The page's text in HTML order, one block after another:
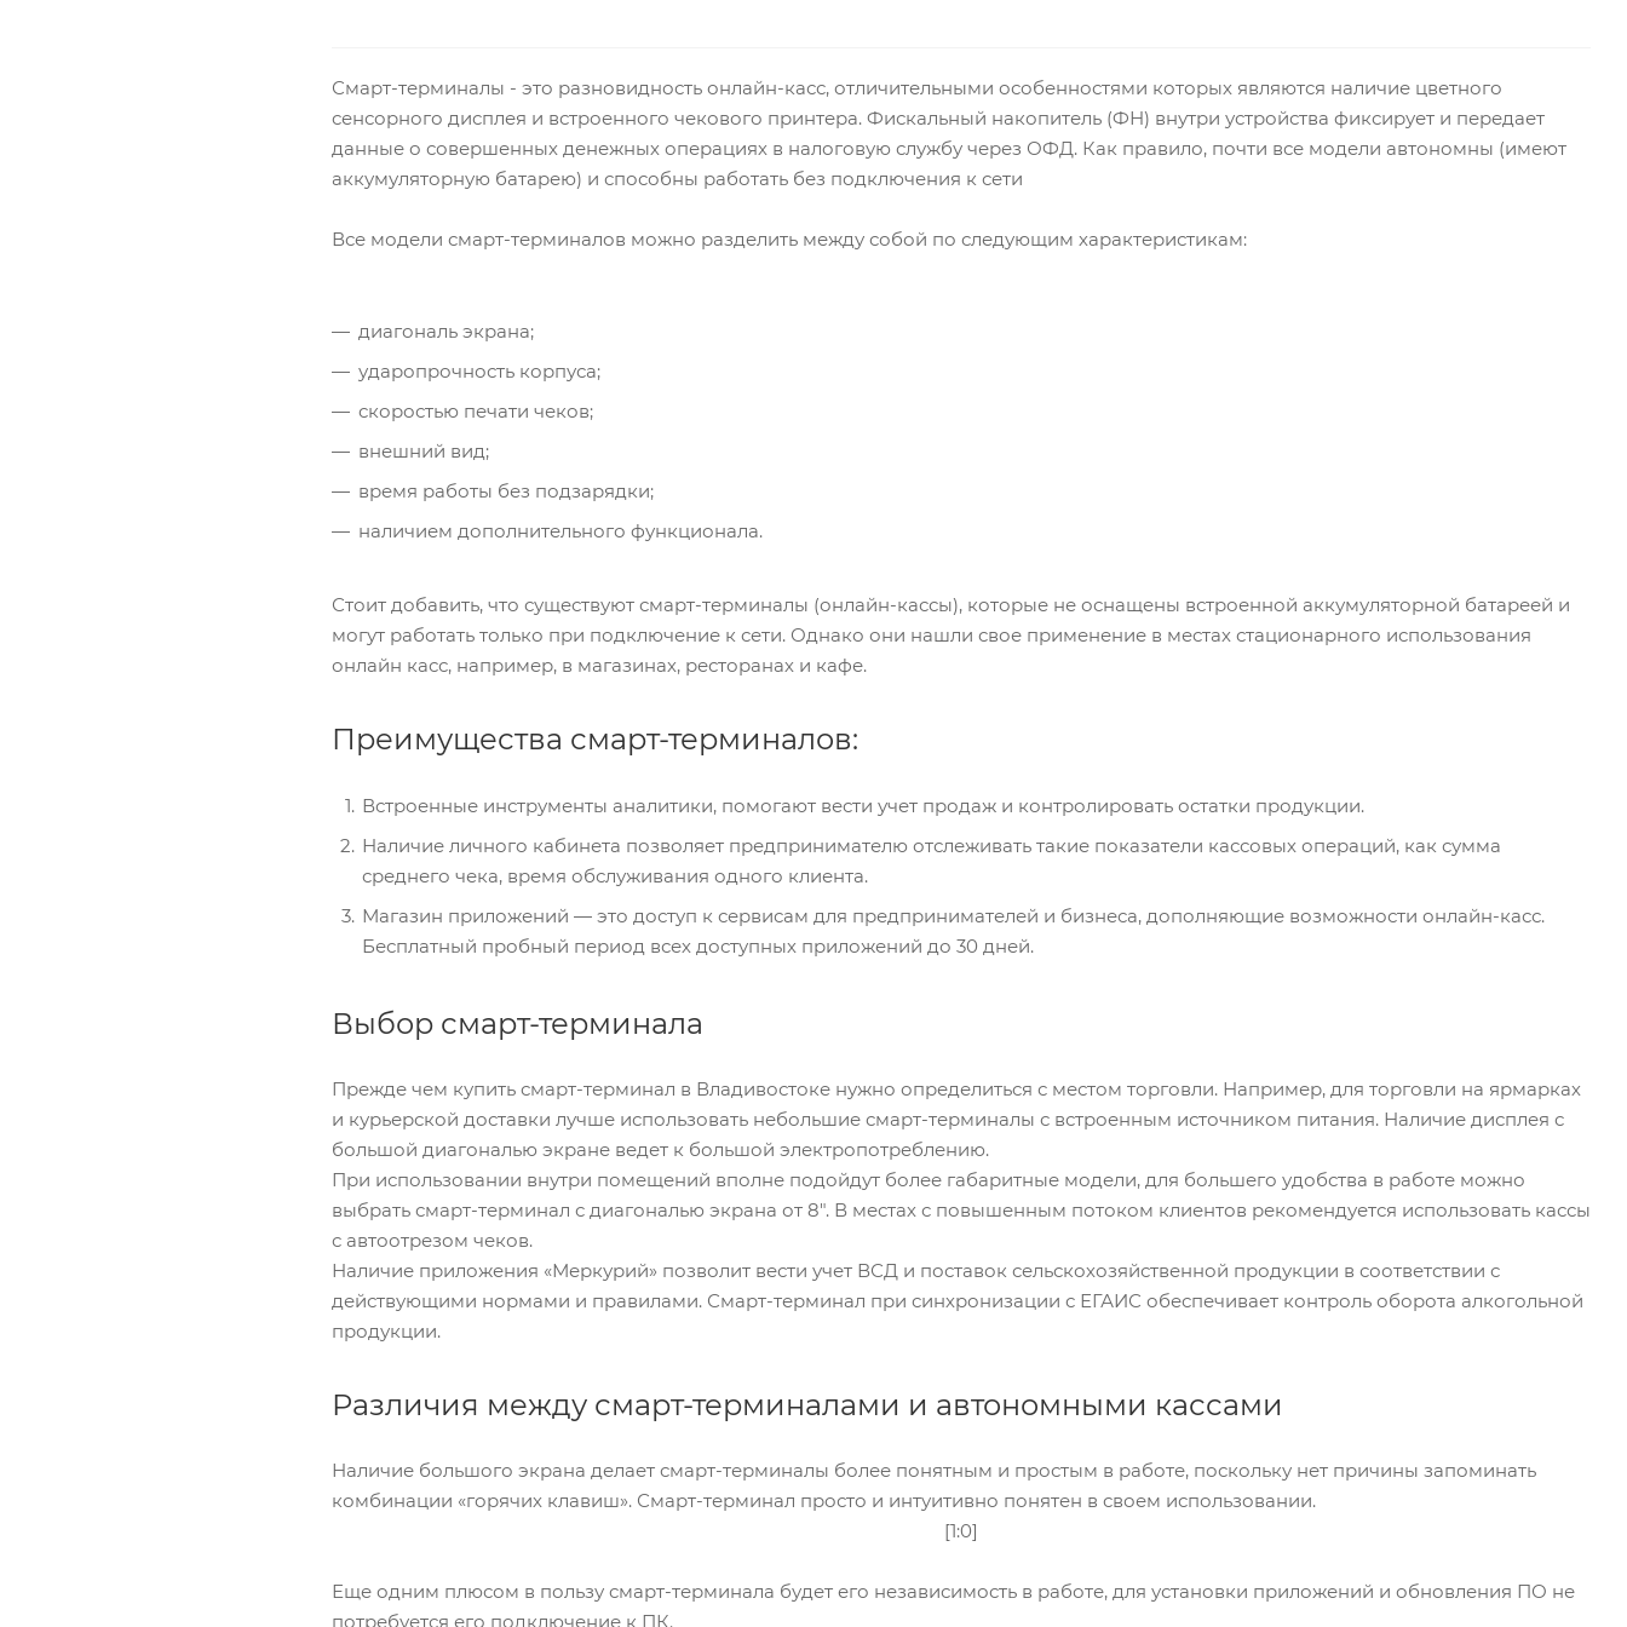
Смарт-терминалы - это разновидность онлайн-касс, отличительными особенностями которых являются наличие цветного
сенсорного дисплея и встроенного чекового принтера. Фискальный накопитель (ФН) внутри устройства фиксирует и передает
данные о совершенных денежных операциях в налоговую службу через ОФД. Как правило, почти все модели автономны (имеют
аккумуляторную батарею) и способны работать без подключения к сети
Все модели смарт-терминалов можно разделить между собой по следующим характеристикам:
диагональ экрана;
ударопрочность корпуса;
скоростью печати чеков;
внешний вид;
время работы без подзарядки;
наличием дополнительного функционала.
Стоит добавить, что существуют смарт-терминалы (онлайн-кассы), которые не оснащены встроенной аккумуляторной батареей и
могут работать только при подключение к сети. Однако они нашли свое применение в местах стационарного использования
онлайн касс, например, в магазинах, ресторанах и кафе.
Преимущества смарт-терминалов:
Встроенные инструменты аналитики, помогают вести учет продаж и контролировать остатки продукции.
Наличие личного кабинета позволяет предпринимателю отслеживать такие показатели кассовых операций, как сумма
среднего чека, время обслуживания одного клиента.
Магазин приложений — это доступ к сервисам для предпринимателей и бизнеса, дополняющие возможности онлайн-касс.
Бесплатный пробный период всех доступных приложений до 30 дней.
Выбор смарт-терминала
Прежде чем купить смарт-терминал в Владивостоке нужно определиться с местом торговли. Например, для торговли на ярмарках
и курьерской доставки лучше использовать небольшие смарт-терминалы с встроенным источником питания. Наличие дисплея с
большой диагональю экране ведет к большой электропотреблению.
При использовании внутри помещений вполне подойдут более габаритные модели, для большего удобства в работе можно
выбрать смарт-терминал с диагональю экрана от 8″. В местах с повышенным потоком клиентов рекомендуется использовать кассы
с автоотрезом чеков.
Наличие приложения «Меркурий» позволит вести учет ВСД и поставок сельскохозяйственной продукции в соответствии с
действующими нормами и правилами. Смарт-терминал при синхронизации с ЕГАИС обеспечивает контроль оборота алкогольной
продукции.
Различия между смарт-терминалами и автономными кассами
Наличие большого экрана делает смарт-терминалы более понятным и простым в работе, поскольку нет причины запоминать
комбинации «горячих клавиш». Смарт-терминал просто и интуитивно понятен в своем использовании.
[1:0]
Еще одним плюсом в пользу смарт-терминала будет его независимость в работе, для установки приложений и обновления ПО не
потребуется его подключение к ПК.